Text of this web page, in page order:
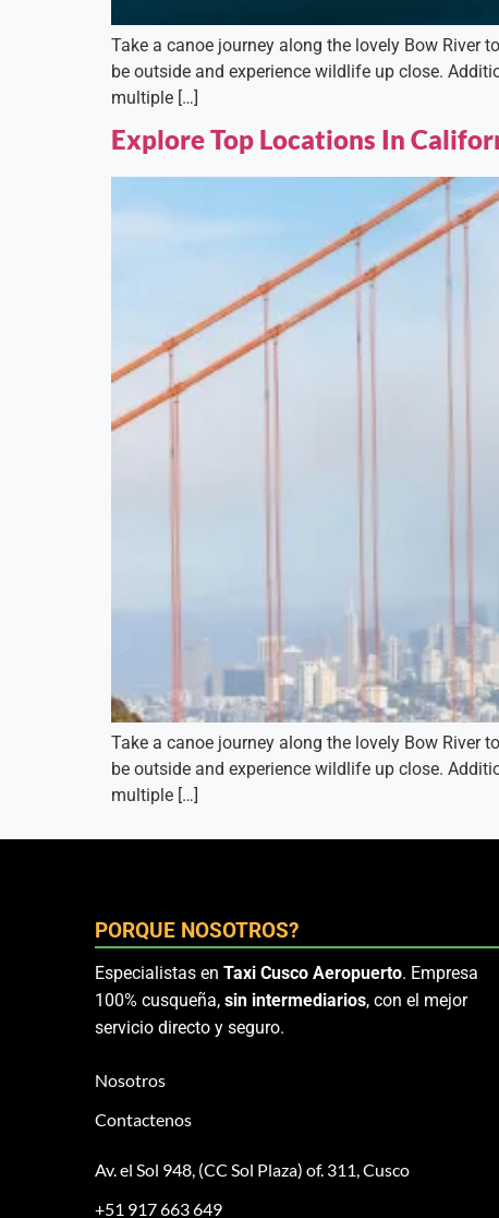
Take a canoe journey along the lovely Bow
be outside and experience wildlife up close.
multiple […]
Explore Top Locations In
Take a canoe journey along the lovely Bow
be outside and experience wildlife up close.
multiple […]
PORQUE NOSOTROS?
Especialistas en Taxi Cusco Aeropuerto. Empresa
100% cusqueña, sin intermediarios, con el mejor
servicio directo y seguro.
Nosotros
Contactenos
Av. el Sol 948, (CC Sol Plaza) of. 311, Cusco
+51 917 663 649